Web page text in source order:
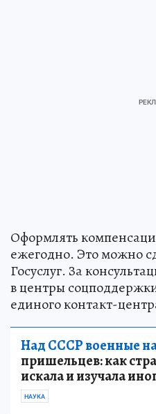
Оформлять
ежегодно. Это можно
Госуслуг. За
в центры
единого контакт-
Над СССР военные
пришельцев: как
искала и изучала
НАУКА